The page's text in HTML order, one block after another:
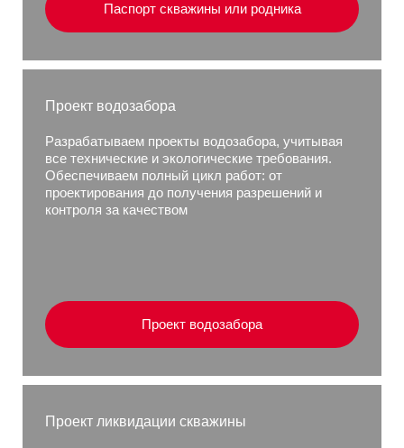
Паспорт скважины или родника
Проект водозабора
Разрабатываем проекты водозабора, учитывая
все технические и экологические требования.
Обеспечиваем полный цикл работ: от
проектирования до получения разрешений и
контроля за качеством
Проект водозабора
Проект ликвидации скважины